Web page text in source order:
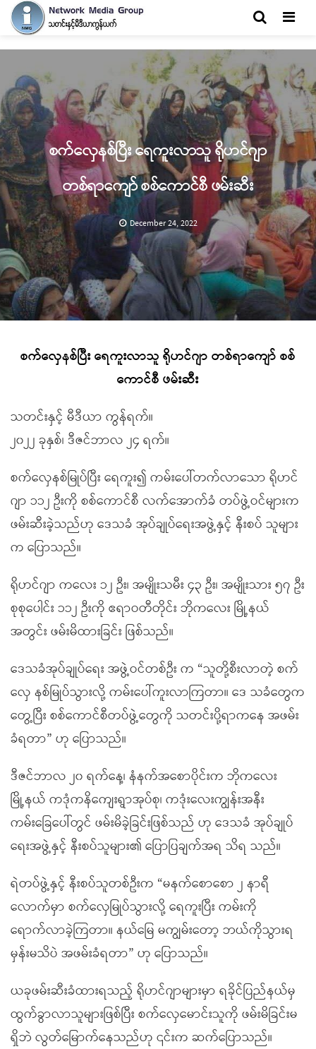
စက်လှေနစ်ပြီး ရေကူးလာသူ ရိုဟင်ဂျာ
တစ်ရာကျော် စစ်ကောင်စီ ဖမ်းဆီး
December 24, 2022
စက်လှေနစ်ပြီး ရေကူးလာသူ ရိုဟင်ဂျာ တစ်ရာကျော် စစ်
ကောင်စီ ဖမ်းဆီး
သတင်းနှင့် မီဒီယာ ကွန်ရက်။
၂၀၂၂ ခုနှစ်၊ ဒီဇင်ဘာလ ၂၄ ရက်။
စက်လှေနစ်မြုပ်ပြီး ရေကူး၍ ကမ်းပေါ်တက်လာသော ရိုဟင်
ဂျာ ၁၁၂ ဦးကို စစ်ကောင်စီ လက်အောက်ခံ တပ်ဖွဲ့ဝင်များက
ဖမ်းဆီးခဲ့သည်ဟု ဒေသခံ အုပ်ချုပ်ရေးအဖွဲ့နှင့် နီးစပ် သူများ
က ပြောသည်။
ရိုဟင်ဂျာ ကလေး ၁၂ ဦး၊ အမျိုးသမီး ၄၃ ဦး၊ အမျိုးသား ၅၇ ဦး
စုစုပေါင်း ၁၁၂ ဦးကို ဧရာဝတီတိုင်း ဘိုကလေး မြို့နယ်
အတွင်း ဖမ်းမိထားခြင်း ဖြစ်သည်။
ဒေသခံအုပ်ချုပ်ရေး အဖွဲ့ဝင်တစ်ဦး က “သူတို့စီးလာတဲ့ စက်
လှေ နစ်မြုပ်သွားလို့ ကမ်းပေါ်ကူးလာကြတာ။ ဒေ သခံတွေက
တွေ့ပြီး စစ်ကောင်စီတပ်ဖွဲ့တွေကို သတင်းပို့ရာကနေ အဖမ်း
ခံရတာ” ဟု ပြောသည်။
ဒီဇင်ဘာလ ၂၀ ရက်နေ့၊ နံနက်အစောပိုင်းက ဘိုကလေး
မြို့နယ် ကဒုံကနိကျေးရွာအုပ်စု၊ ကဒုံးလေးကျွန်းအနီး
ကမ်းခြေပေါ်တွင် ဖမ်းမိခဲ့ခြင်းဖြစ်သည် ဟု ဒေသခံ အုပ်ချုပ်
ရေးအဖွဲ့နှင့် နီးစပ်သူများ၏ ပြောပြချက်အရ သိရ သည်။
ရဲတပ်ဖွဲ့နှင့် နီးစပ်သူတစ်ဦးက “မနက်စောစော ၂ နာရီ
လောက်မှာ စက်လှေမြုပ်သွားလို့ ရေကူးပြီး ကမ်းကို
ရောက်လာခဲ့ကြတာ။ နယ်မြေ မကျွမ်းတော့ ဘယ်ကိုသွားရ
မှန်းမသိပဲ အဖမ်းခံရတာ” ဟု ပြောသည်။
ယခုဖမ်းဆီးခံထားရသည့် ရိုဟင်ဂျာများမှာ ရခိုင်ပြည်နယ်မှ
ထွက်ခွာလာသူများဖြစ်ပြီး စက်လှေမောင်းသူကို ဖမ်းမိခြင်းမ
ရှိဘဲ လွတ်မြောက်နေသည်ဟု ၎င်းက ဆက်ပြောသည်။